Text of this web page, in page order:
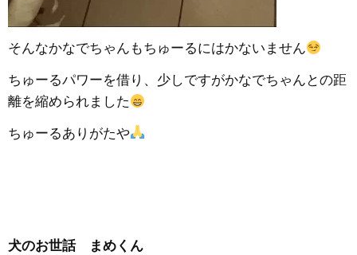
そんなかなでちゃんもちゅーるにはかないません
ちゅーるパワーを借り、少しですがかなでちゃんとの距
離を縮められました
ちゅーるありがたや
犬のお世話 まめくん